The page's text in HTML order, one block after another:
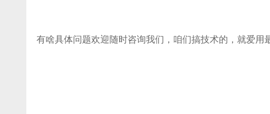
有啥具体问题欢迎随时咨询我们，咱们搞技术的，就爱用